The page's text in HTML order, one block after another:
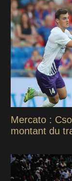
Mercato :
montant du